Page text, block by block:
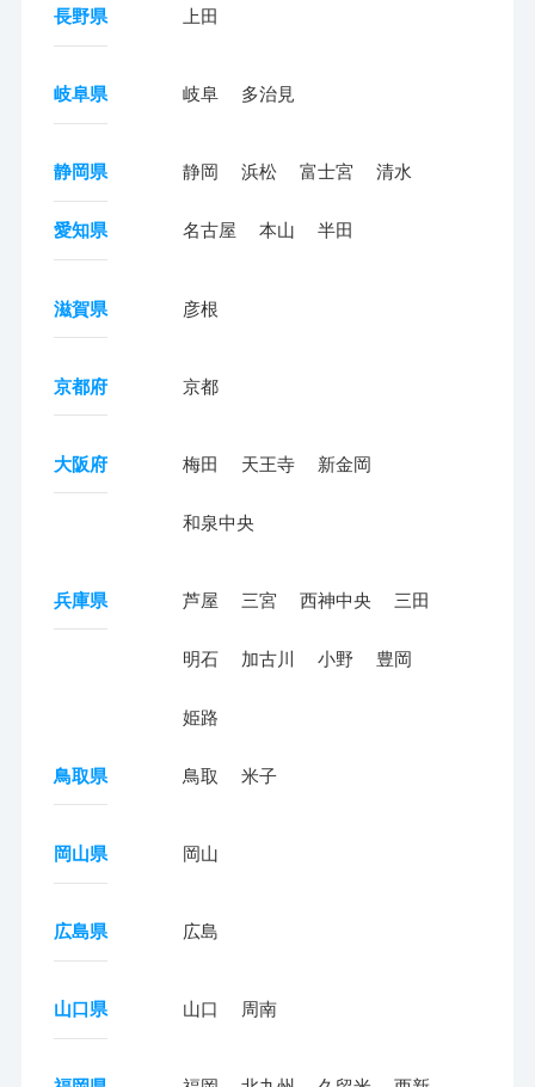
長野県 上田
岐阜県 岐阜 多治見
静岡県 静岡 浜松 富士宮 清水
愛知県 名古屋 本山 半田
滋賀県 彦根
京都府 京都
大阪府 梅田 天王寺 新金岡
和泉中央
兵庫県 芦屋 三宮 西神中央 三田
明石 加古川 小野 豊岡
姫路
鳥取県 鳥取 米子
岡山県 岡山
広島県 広島
山口県 山口 周南